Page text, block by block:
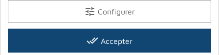
tune Configurer
done_all Accepter